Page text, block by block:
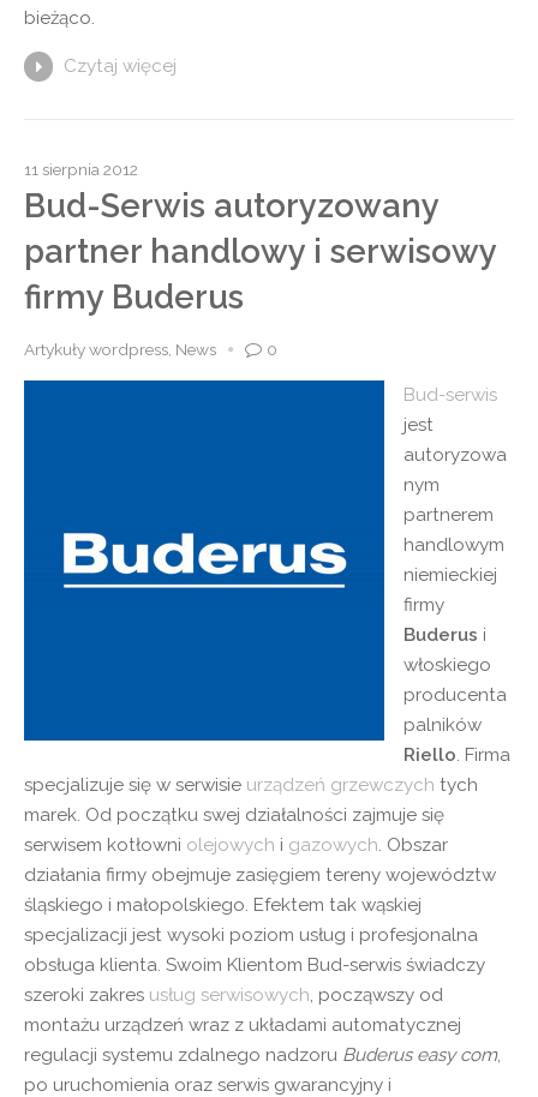
bieżąco.
Czytaj więcej
11 sierpnia 2012
Bud-Serwis autoryzowany
partner handlowy i serwisowy
firmy Buderus
Artykuły wordpress News 0
Bud-serwis
jest
autoryzowa
nym
partnerem
handlowym
niemieckiej
firmy
Buderus i
włoskiego
producenta
palników
Riello. Firma
specjalizuje się w serwisie urządzeń grzewczych tych
marek. Od początku swej działalności zajmuje się
serwisem kotłowni olejowych i gazowych. Obszar
działania firmy obejmuje zasięgiem tereny województw
śląskiego i małopolskiego. Efektem tak wąskiej
specjalizacji jest wysoki poziom usług i profesjonalna
obsługa klienta. Swoim Klientom Bud-serwis świadczy
szeroki zakres usług serwisowych, począwszy od
montażu urządzeń wraz z układami automatycznej
regulacji systemu zdalnego nadzoru Buderus easy com,
po uruchomienia oraz serwis gwarancyjny i